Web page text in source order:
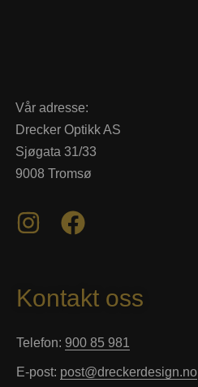
Vår adresse:
Drecker Optikk AS
Sjøgata 31/33
9008 Tromsø
Kontakt oss
Telefon: 900 85 981
E-post: post@dreckerdesign.no